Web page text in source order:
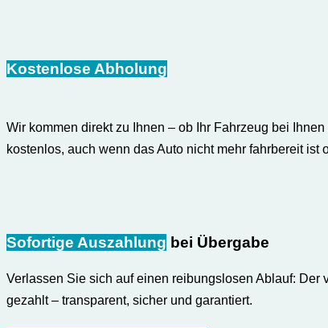
Kostenlose Abholung
Wir kommen direkt zu Ihnen – ob Ihr Fahrzeug bei
kostenlos, auch wenn das Auto nicht mehr fahrbereit
Sofortige Auszahlung bei Übergabe
Verlassen Sie sich auf einen reibungslosen Ablauf:
gezahlt – transparent, sicher und garantiert.